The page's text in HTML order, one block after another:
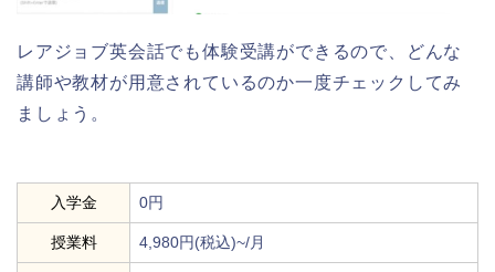
レアジョブ英会話でも体験受講ができるので、どんな
講師や教材が用意されているのか一度チェックしてみ
ましょう。
入学金 0円
授業料 4,980円(税込)~/月